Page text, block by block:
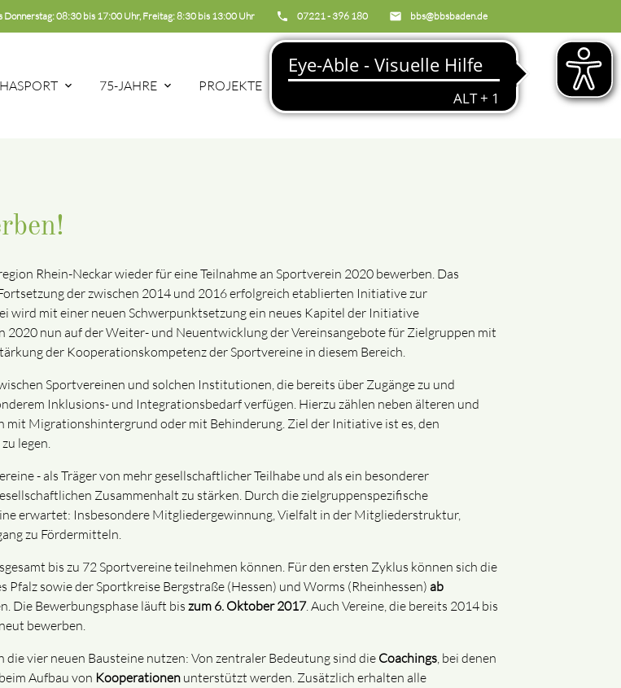
email bbs@bbsbaden.de
phone 07221 - 396 180
Donnerstag: 08:30 bis 17:00 Uhr, Freitag: 8:30 bis 13:00 Uhr
75-JAHRE PROJEKTE BBS search
Rhein-Neckar wieder für eine Teilnahme an Sportverein 2020 bewerben. Das
der zwischen 2014 und 2016 erfolgreich etablierten Initiative zur
mit einer neuen Schwerpunktsetzung ein neues Kapitel der Initiative
2020 nun auf der Weiter- und Neuentwicklung der Vereinsangebote für Zielgruppen mit
der Kooperationskompetenz der Sportvereine in diesem Bereich.
Sportvereinen und solchen Institutionen, die bereits über Zugänge zu und
Inklusions- und Integrationsbedarf verfügen. Hierzu zählen neben älteren und
mit Migrationshintergrund oder mit Behinderung. Ziel der Initiative ist es, den
legen.
- als Träger von mehr gesellschaftlicher Teilhabe und als ein besonderer
Zusammenhalt zu stärken. Durch die zielgruppenspezifische
erwartet: Insbesondere Mitgliedergewinnung, Vielfalt in der Mitgliederstruktur,
zu Fördermitteln.
bis zu 72 Sportvereine teilnehmen können. Für den ersten Zyklus können sich die
sowie der Sportkreise Bergstraße (Hessen) und Worms (Rheinhessen) ab
Die Bewerbungsphase läuft bis zum 6. Oktober 2017. Auch Vereine, die bereits 2014 bis
bewerben.
vier neuen Bausteine nutzen: Von zentraler Bedeutung sind dieCoachings, bei denen
Aufbau von Kooperationen unterstützt werden. Zusätzlich erhalten alle